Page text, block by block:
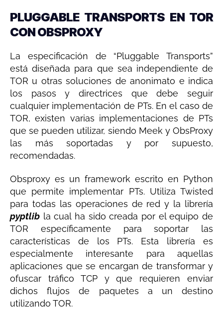
PLUGGABLE TRANSPORTS EN TOR
CON OBSPROXY
La especificación de “Pluggable Transports”
está diseñada para que sea independiente de
TOR u otras soluciones de anonimato e indica
los pasos y directrices que debe seguir
cualquier implementación de PTs. En el caso de
TOR, existen varias implementaciones de PTs
que se pueden utilizar, siendo Meek y ObsProxy
las más soportadas y por supuesto,
recomendadas.
Obsproxy es un framework escrito en Python
que permite implementar PTs. Utiliza Twisted
para todas las operaciones de red y la librería
pyptlib la cual ha sido creada por el equipo de
TOR específicamente para soportar las
características de los PTs. Esta librería es
especialmente interesante para aquellas
aplicaciones que se encargan de transformar y
ofuscar tráfico TCP y que requieren enviar
dichos flujos de paquetes a un destino
utilizando TOR.